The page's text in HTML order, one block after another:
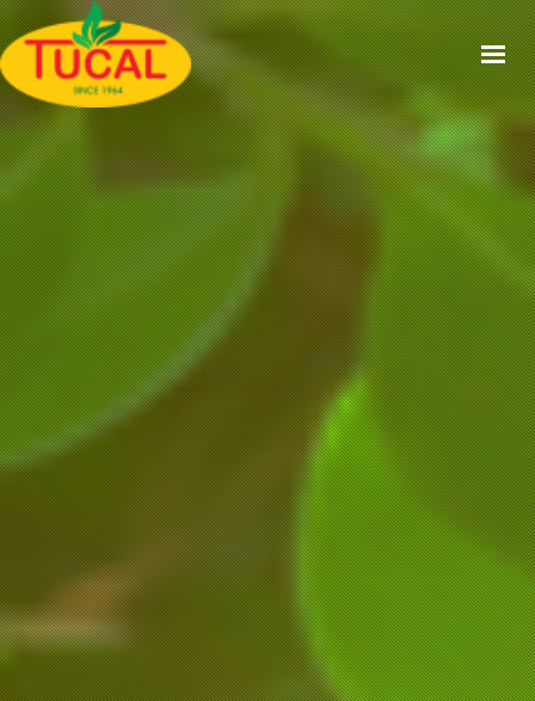
ACCUEIL
À PROPOS
GAMMES
CERTIFICATIONS
RECETTES
ACTUALITÉS
CONTACT
EN